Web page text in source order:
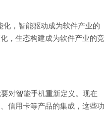
化，智能驱动成为软件产业的
，生态构建成为软件产业的竞
对智能手机重新定义。现在
信用卡等产品的集成，这些功